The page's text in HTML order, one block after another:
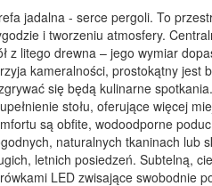
jadalna - serce pergoli. To
i tworzeniu atmosfery.
z litego drewna – jego wymiar
kameralności, prostokątny jest
się będą kulinarne
stołu, oferujące więcej
są obfite, wodoodporne
naturalnych tkaninach lub
letnich posiedzeń. Subtelną,
LED zwisające swobodnie